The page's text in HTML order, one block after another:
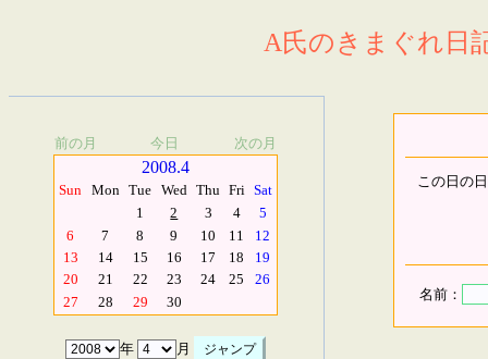
A氏のきまぐれ日
前の月 今日 次の月
2008.4
Sun Mon Tue Wed Thu Fri Sat
1
2 3 4
5
6
7 8 9 10 11
12
13
14 15 16 17 18
19
20
21 22 23 24 25
26
27
28 29 30
年 月
この日の
名前：